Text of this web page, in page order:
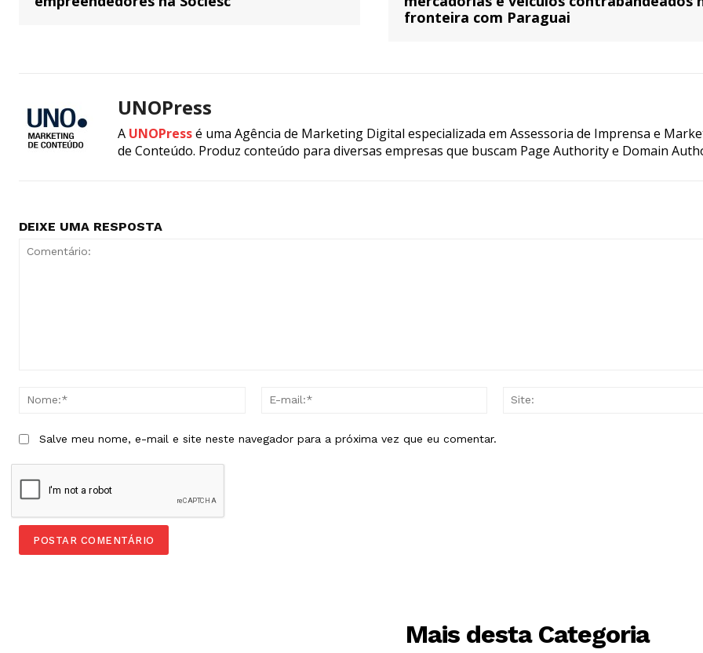
fronteira com Paraguai
UNOPress
A UNOPressé uma Agência de Marketing Digital especializada em Assessoria de Imprensa e
de Conteúdo. Produz conteúdo para diversas empresas que buscam Page Authority e Domain
DEIXE UMA RESPOSTA
Nome:*
Salve meu nome, e-mail e site neste navegador para a próxima vez que eu comentar.
Mais desta Categoria